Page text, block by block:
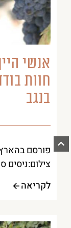
אנשי
חוות
בנגב
פורסם בהארץ
צילום:ניסים
לקריאה